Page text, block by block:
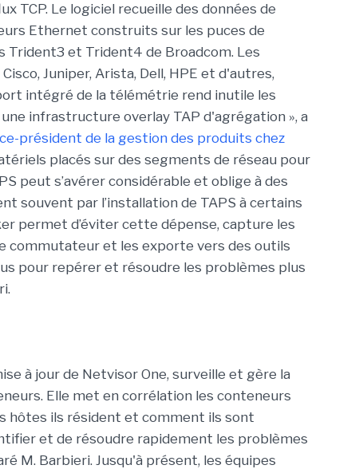
TCP. Le logiciel recueille des données de
Ethernet construits sur les puces de
et Trident4 de Broadcom. Les
Juniper, Arista, Dell, HPE et d'autres,
intégré de la télémétrie rend inutile les
infrastructure overlay TAP d'agrégation », a
président de la gestion des produits chez
placés sur des segments de réseau pour
peut s’avérer considérable et oblige à des
souvent par l’installation de TAPS à certains
permet d’éviter cette dépense, capture les
commutateur et les exporte vers des outils
pour repérer et résoudre les problèmes plus
à jour de Netvisor One, surveille et gère la
Elle met en corrélation les conteneurs
hôtes ils résident et comment ils sont
et de résoudre rapidement les problèmes
M. Barbieri. Jusqu'à présent, les équipes